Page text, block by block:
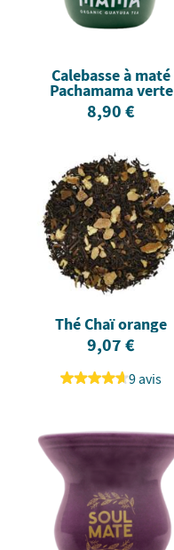
Calebasse à maté
Pachamama verte
8,90 €
Thé Chaï orange
9,07 €
9 avis